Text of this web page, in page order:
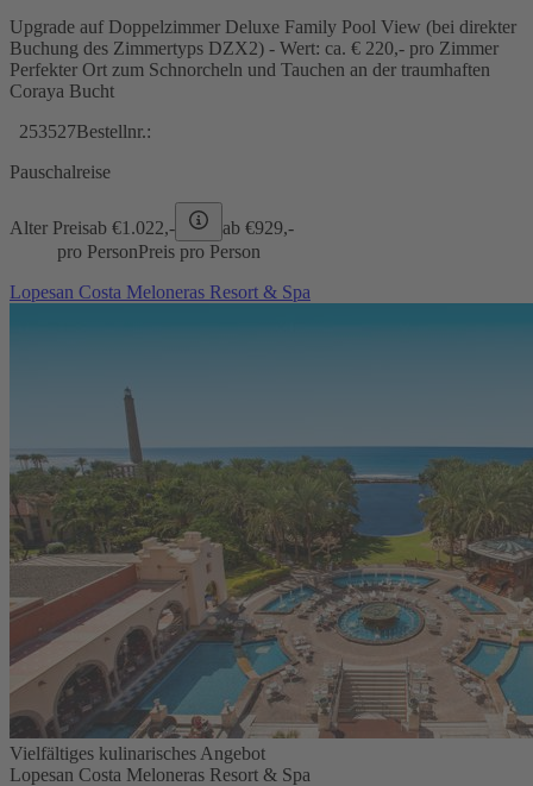
Upgrade auf Doppelzimmer Deluxe Family Pool View (bei direkter
Buchung des Zimmertyps DZX2) - Wert: ca. € 220,- pro Zimmer
Perfekter Ort zum Schnorcheln und Tauchen an der traumhaften
Coraya Bucht
253527Bestellnr.:
Pauschalreise
Alter Preisab €1.022,- ab €929,-
pro PersonPreis pro Person
Lopesan Costa Meloneras Resort & Spa
Vielfältiges kulinarisches Angebot
Lopesan Costa Meloneras Resort & Spa